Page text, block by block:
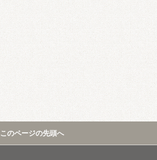
このページの先頭へ